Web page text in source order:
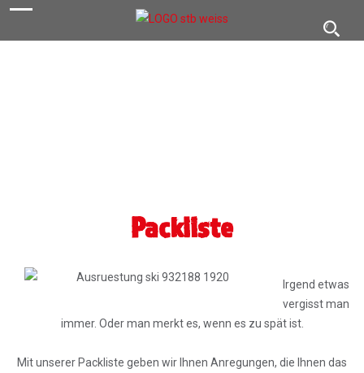
Packliste
Irgend etwas
vergisst man
immer. Oder man merkt es, wenn es zu spät ist.
Mit unserer Packliste geben wir Ihnen Anregungen, die Ihnen das